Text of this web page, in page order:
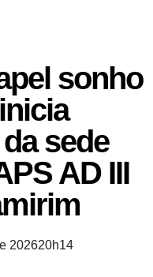
sonho
sede
AD III
202620h14